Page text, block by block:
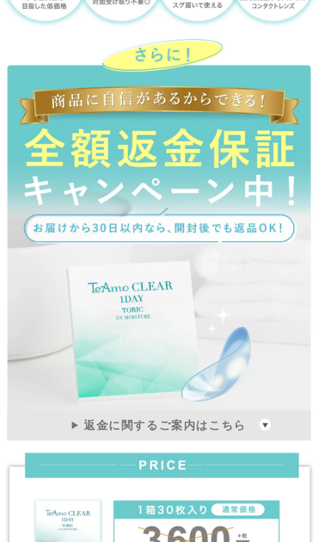
返金に関するご案内はこちら